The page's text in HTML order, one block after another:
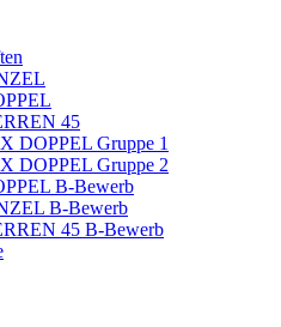
45
DOPPEL Gruppe 1
DOPPEL Gruppe 2
B-Bewerb
B-Bewerb
45 B-Bewerb